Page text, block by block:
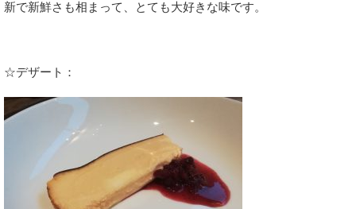
新で新鮮さも相まって、とても大好きな味です。
☆デザート：